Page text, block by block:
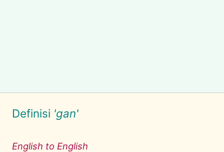
Definisi 'gan'
English to English